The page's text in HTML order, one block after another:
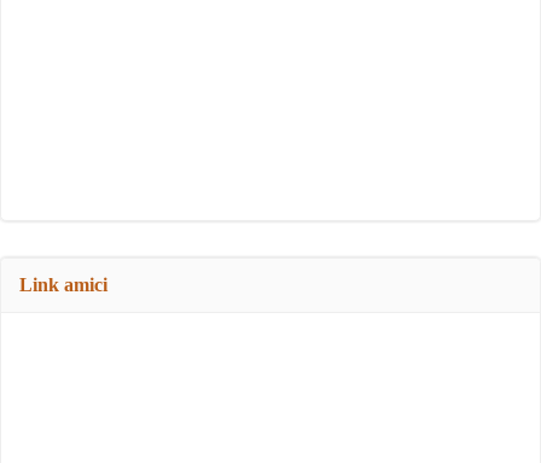
Link amici